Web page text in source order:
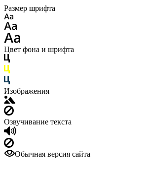
Размер шрифта
Цвет фона и шрифта
Изображения
Озвучивание текста
Обычная версия сайта